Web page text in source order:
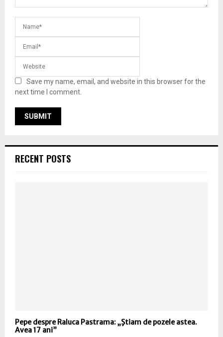
Save my name, email, and website in this browser for the
next time I comment.
RECENT POSTS
Pepe despre Raluca Pastrama: „Ştiam de pozele astea.
Avea 17 ani”